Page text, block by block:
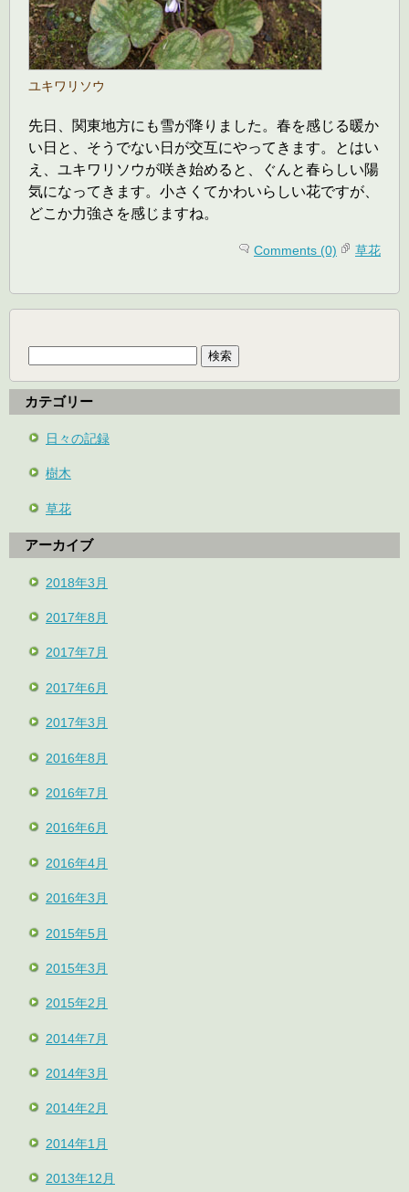
ユキワリソウ
先日、関東地方にも雪が降りました。春を感じる暖か
い日と、そうでない日が交互にやってきます。とはい
え、ユキワリソウが咲き始めると、ぐんと春らしい陽
気になってきます。小さくてかわいらしい花ですが、
どこか力強さを感じますね。
Comments (0) 草花
カテゴリー
日々の記録
樹木
草花
アーカイブ
2018年3月
2017年8月
2017年7月
2017年6月
2017年3月
2016年8月
2016年7月
2016年6月
2016年4月
2016年3月
2015年5月
2015年3月
2015年2月
2014年7月
2014年3月
2014年2月
2014年1月
2013年12月